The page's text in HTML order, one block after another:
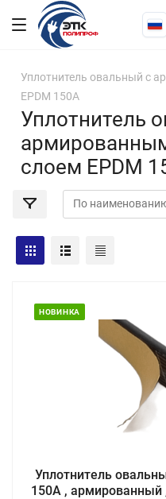
Уплотнитель овальный с
EPDM 150A
Уплотнитель
слоем EPDM
НОВИНКА
Уплотнитель
150A ,